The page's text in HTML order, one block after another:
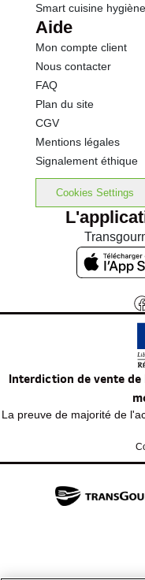
Smart cuisine hygiène
Aide
Mon compte client
Nous contacter
FAQ
Plan du site
CGV
Mentions légales
Signalement éthique
Cookies Settings
Interdiction de vente de
La preuve de majorité de